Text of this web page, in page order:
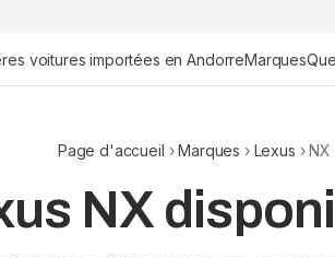
voitures importées en AndorreMarques
Page d'accueil ›Marques › Lexus › NX
NX